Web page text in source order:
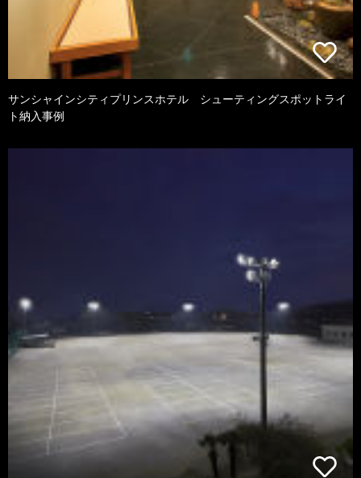
サンシャインシティプリンスホテル シューティングスポットライ
ト納入事例